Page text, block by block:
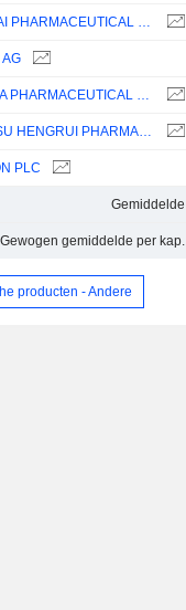
CHUGAI PHARMACEUTICAL CO., LTD.
AG
TAKEDA PHARMACEUTICAL COMPANY LIMITED
JIANGSU HENGRUI PHARMACEUTICALS CO.,LTD
PLC
Gemiddelde
Gewogen gemiddelde per kap.
producten - Andere